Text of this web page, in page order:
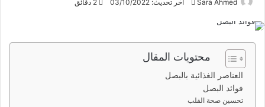
Sara Ahmed
ل
ب
د
آخر تحديث: 03/10/2022
محتويات المقال
العناصر الغذائية بالبصل
فوائد البصل
تحسين صحة القلب